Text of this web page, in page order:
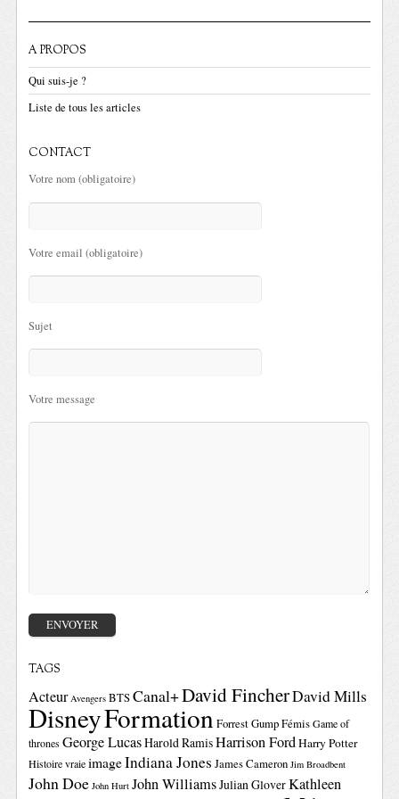
A PROPOS
Qui suis-je ?
Liste de tous les articles
CONTACT
Votre nom (obligatoire)
Votre email (obligatoire)
Sujet
Votre message
TAGS
Acteur Avengers BTSCanal+David FincherDavid Mills
DisneyFormationForrest GumpFémis Game of
thrones George LucasHarold RamisHarrison FordHarry Potter
Histoire vraie imageIndiana Jones James Cameron Jim Broadbent
John Doe John Hurt John WilliamsJulian GloverKathleen